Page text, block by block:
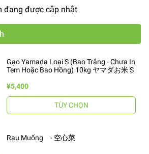
đang được cập nhật
Gạo Yamada Loại S (Bao Trắng - Chưa In
Tem Hoặc Bao Hồng) 10kg ヤマダお米 S
¥5,400
TÙY CHỌN
Rau Muống - 空心菜